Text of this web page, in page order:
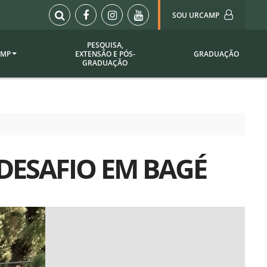
SOU URCAMP
Sou Urcamp (Portal)
Biblioteca
Plataforma Moodle
Setor de Registros
de
Institucional
PESQUISA,
EXTENSÃO E PÓS-
GRADUAÇÃO
GRADUAÇÃO
EM BAGÉ